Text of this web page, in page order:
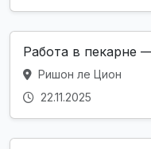
Работа в пекарне
Ришон ле Цион
22.11.2025